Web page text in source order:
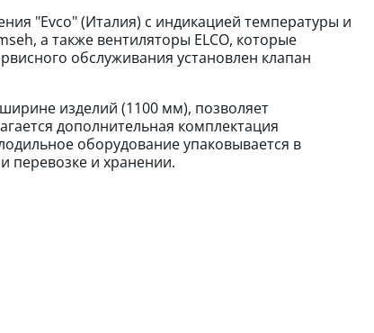
"Evco" (Италия) с индикацией температуры и
а также вентиляторы ELCO, которые
обслуживания установлен клапан
изделий (1100 мм), позволяет
дополнительная комплектация
оборудование упаковывается в
перевозке и хранении.